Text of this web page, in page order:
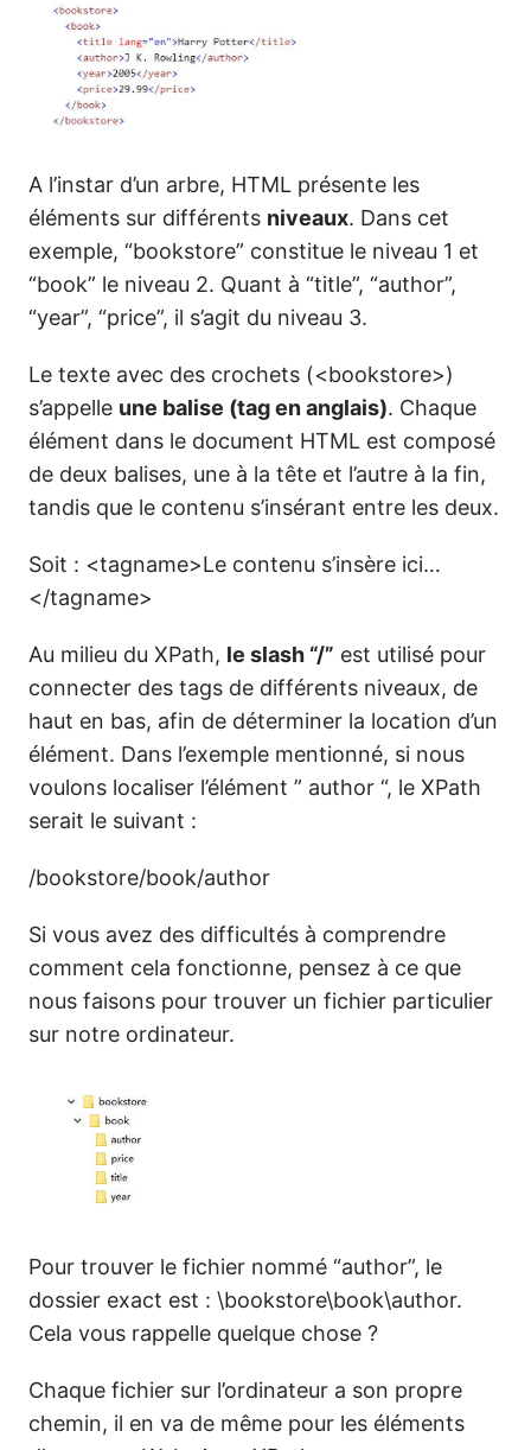
A l’instar d’un arbre, HTML présente les
éléments sur différents niveaux. Dans cet
exemple, “bookstore” constitue le niveau 1 et
“book” le niveau 2. Quant à “title”, “author”,
“year”, “price”, il s’agit du niveau 3.
Le texte avec des crochets (<bookstore>)
s’appelle une balise (tag en anglais). Chaque
élément dans le document HTML est composé
de deux balises, une à la tête et l’autre à la fin,
tandis que le contenu s’insérant entre les deux.
Soit : <tagname>Le contenu s’insère ici…
</tagname>
Au milieu du XPath, le slash “/” est utilisé pour
connecter des tags de différents niveaux, de
haut en bas, afin de déterminer la location d’un
élément. Dans l’exemple mentionné, si nous
voulons localiser l’élément ” author “, le XPath
serait le suivant :
/bookstore/book/author
Si vous avez des difficultés à comprendre
comment cela fonctionne, pensez à ce que
nous faisons pour trouver un fichier particulier
sur notre ordinateur.
Pour trouver le fichier nommé “author”, le
dossier exact est : \bookstore\book\author.
Cela vous rappelle quelque chose ?
Chaque fichier sur l’ordinateur a son propre
chemin, il en va de même pour les éléments